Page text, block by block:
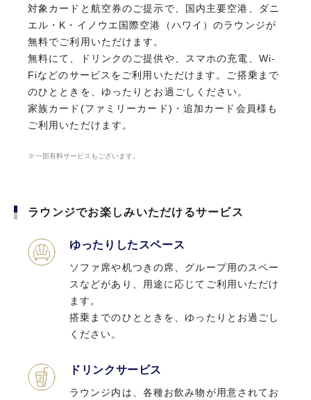
ラウンジでお楽しみいただけるサービス
ゆったりしたスペース
ソファ席や机つきの席、グループ用のスペー
スなどがあり、用途に応じてご利用いただけ
ます。 搭乗までのひとときを、ゆったりとお
り、お好きなソフトドリンクをお飲みいただ
れるラウンジもございます。
無料充電サービス
一部の座席にはコンセントが設置されている
ので、スマホやパソコンの充電ができます。
す。
対象カードと航空券のご提示で、国内主要空港、ダニ
エル・K・イノウエ国際空港（ハワイ）のラウンジが
無料でご利用いただけます。
無料にて、ドリンクのご提供や、スマホの充電、Wi-
Fiなどのサービスをご利用いただけます。ご搭乗まで
のひとときを、ゆったりとお過ごしください。
家族カード(ファミリーカード)・追加カード会員様も
ご利用いただけます。
一部有料サービスもございます。
ラウンジでお楽しみいただけるサービス
ゆったりしたスペース
ソファ席や机つきの席、グループ用のスペー
スなどがあり、用途に応じてご利用いただけ
ます。
搭乗までのひとときを、ゆったりとお過ごし
ください。
ドリンクサービス
ラウンジ内は、各種お飲み物が用意されてお